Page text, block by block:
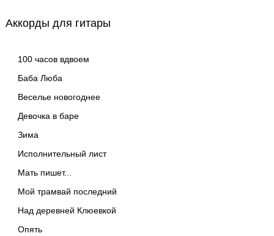
Аккорды для гитары
100 часов вдвоем
Баба Люба
Веселье новогоднее
Девочка в баре
Зима
Исполнительный лист
Мать пишет...
Мой трамвай последний
Над деревней Клюевкой
Опять